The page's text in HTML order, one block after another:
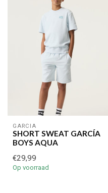
GARCIA
SHORT SWEAT GARCÍA
BOYS AQUA
€29,99
Op voorraad
Je korting is geldig bij een